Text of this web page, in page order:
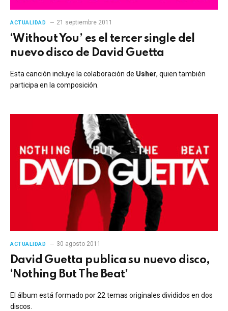
ACTUALIDAD 21 septiembre 2011
‘Without You’ es el tercer single del
nuevo disco de David Guetta
Esta canción incluye la colaboración de Usher, quien también
participa en la composición.
ACTUALIDAD 30 agosto 2011
David Guetta publica su nuevo disco,
‘Nothing But The Beat’
El álbum está formado por 22 temas originales divididos en dos
discos.